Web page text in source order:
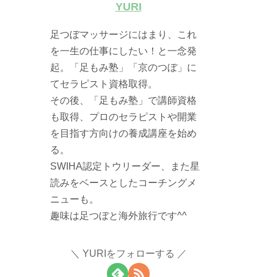
YURI
足つぼマッサージにはまり、これ
を一生の仕事にしたい！と一念発
起。「足もみ塾」「京のつぼ」に
てセラピスト資格取得。
その後、「足もみ塾」で講師資格
も取得、プロのセラピストや開業
を目指す方向けの養成講座を始め
る。
SWIHA認定トウリーダー、また星
読みをベースとしたコーチングメ
ニューも。
趣味は足つぼと海外旅行です^^
YURIをフォローする